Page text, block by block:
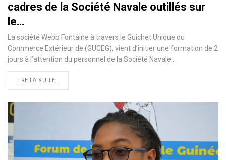
cadres de la Société Navale outillés sur
le…
La société Webb Fontaine à travers le Guichet Unique du
Commerce Extérieur de (GUCEG), vient d’initier une formation de 2
jours à l’attention du personnel de la Société Navale…
LIRE LA SUITE...